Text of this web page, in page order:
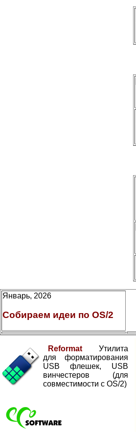
Январь, 2026
Собираем идеи по OS/2
Reformat Утилита
для форматирования
USB флешек, USB
винчестеров (для
совместимости с OS/2)